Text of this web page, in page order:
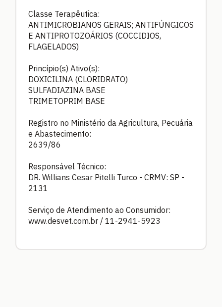
Classe Terapêutica:
ANTIMICROBIANOS GERAIS; ANTIFÚNGICOS
E ANTIPROTOZOÁRIOS (COCCIDIOS,
FLAGELADOS)
Princípio(s) Ativo(s):
DOXICILINA (CLORIDRATO)
SULFADIAZINA BASE
TRIMETOPRIM BASE
Registro no Ministério da Agricultura, Pecuária
e Abastecimento:
2639/86
Responsável Técnico:
DR. Willians Cesar Pitelli Turco - CRMV: SP -
2131
Serviço de Atendimento ao Consumidor:
www.desvet.com.br / 11-2941-5923